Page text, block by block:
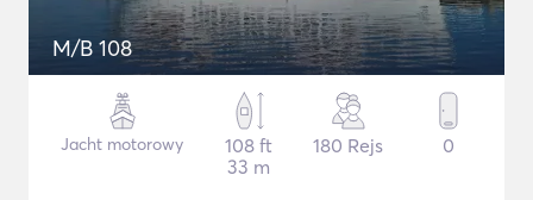
M/B 108
Jacht motorowy
108 ft
33 m
180 Rejs 0